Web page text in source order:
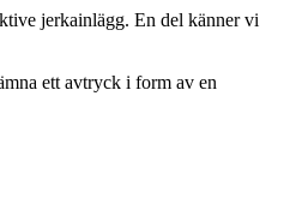
jerkainlägg. En del känner vi
ett avtryck i form av en